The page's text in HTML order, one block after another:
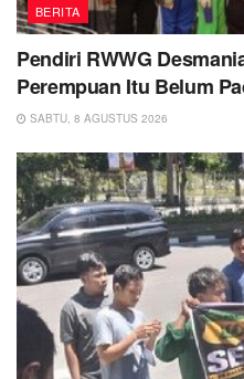
BERITA
Pendiri RWWG
Perempuan Itu Belum
SABTU, 8 AGUSTUS 2026